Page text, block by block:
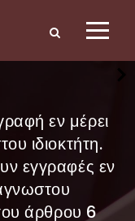
εν μέρει
ιδιοκτήτη.
εγγραφές εν
άρθρου 6